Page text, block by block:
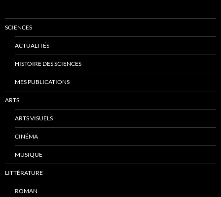
SCIENCES
ACTUALITÉS
HISTOIRE DES SCIENCES
MES PUBLICATIONS
ARTS
ARTS VISUELS
CINÉMA
MUSIQUE
LITTÉRATURE
ROMAN